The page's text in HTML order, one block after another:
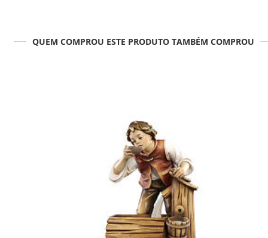
QUEM COMPROU ESTE PRODUTO TAMBÉM COMPROU